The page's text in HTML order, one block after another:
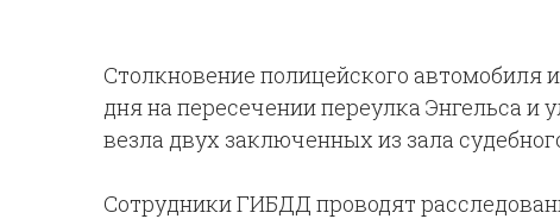
Столкновение полицейского автомобиля
дня на пересечении переулка Энгельса
везла двух заключенных из зала
Сотрудники ГИБДД проводят